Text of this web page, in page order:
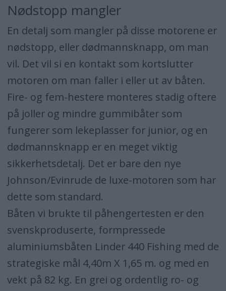
Nødstopp mangler
En detalj som mangler på disse motorene er
nødstopp, eller dødmannsknapp, om man
vil. Det vil si en kontakt som kortslutter
motoren om man faller i eller ut av båten.
Fire- og fem-hestere monteres stadig oftere
på joller og mindre gummibåter som
fungerer som lekeplasser for junior, og en
dødmannsknapp er en meget viktig
sikkerhetsdetalj. Det er bare den nye
Johnson/Evinrude de luxe-motoren som har
dette som standard.
Båten vi brukte til påhengertesten er den
svenskproduserte, formpressede
aluminiumsbåten Linder 440 Fishing med de
strategiske mål 4,40m X 1,65 m. og med en
vekt på 82 kg. En grei og ordentlig ro- og